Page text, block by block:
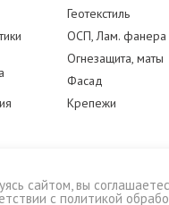
Геотекстиль
ОСП, Лам. фанера
Огнезащита, маты
Фасад
Крепежи
сайтом, вы
с политикой